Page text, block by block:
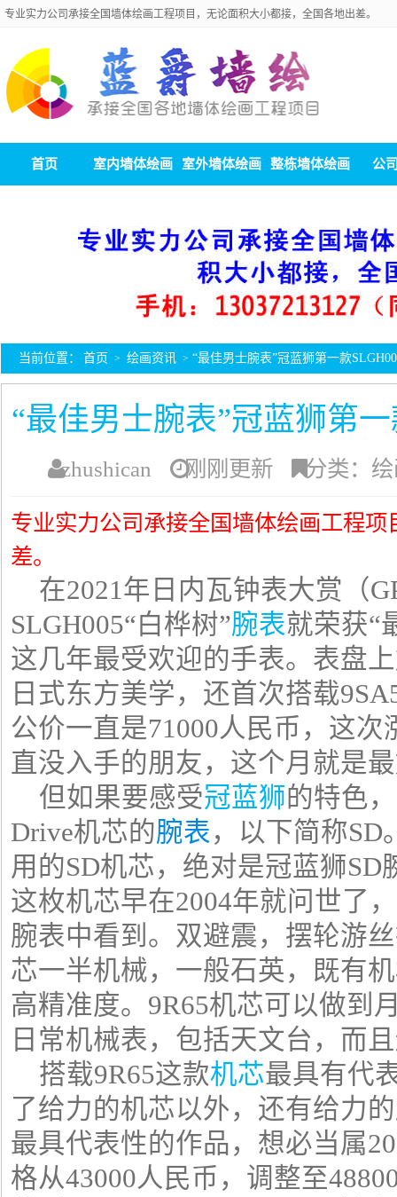
专业实力公司承接全国墙体绘画工程项目，无论面积大小都接，全国各地出差。
首页 室内墙体绘画 室外墙体绘画 整栋墙体绘画 公
当前位置： 首页 > 绘画资讯 > “最佳男士腕表”冠蓝狮第一款
“最佳男士腕表”冠蓝狮第
zhushican 刚刚更新 分类：绘
专业实力公司承接全国墙体绘画工程
差。
在2021年日内瓦钟表大赏（
SLGH005“白桦树”腕表就荣获“
这几年最受欢迎的手表。表盘
日式东方美学，还首次搭载
公价一直是71000人民币，这
直没入手的朋友，这个月就是
但如果要感受冠蓝狮的特色
Drive机芯的腕表 ，以下简称SD
用的SD机芯，绝对是冠蓝狮
这枚机芯早在2004年就问世了
腕表中看到。双避震，摆轮游
芯一半机械，一般石英，既有
高精准度。9R65机芯可以做到
日常机械表，包括天文台，而
搭载9R65这款机芯最具有代
了给力的机芯以外，还有给力
最具代表性的作品，想必当属
格从43000人民币，调整至